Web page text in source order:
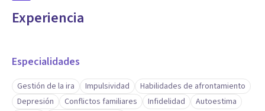
Experiencia
Especialidades
Gestión de la ira Impulsividad
Habilidades de afrontamiento
Depresión
Conflictos familiares Infidelidad Autoestima